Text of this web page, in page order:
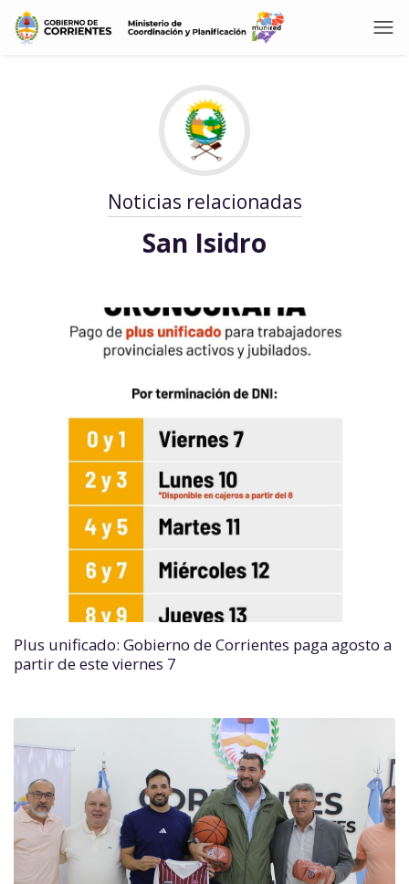
Noticias relacionadas
San Isidro
Plus unificado: Gobierno de Corrientes paga agosto a
partir de este viernes 7